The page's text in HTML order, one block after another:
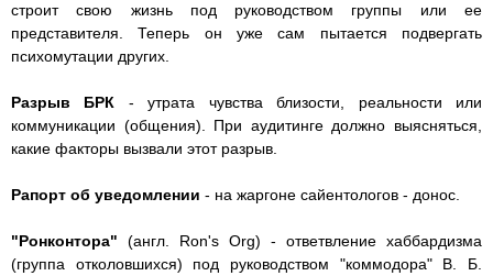
строит свою жизнь под руководством группы или ее
представителя. Теперь он уже сам пытается подвергать
психомутации других.
Разрыв БРК - утрата чувства близости, реальности или
коммуникации (общения). При аудитинге должно выясняться,
какие факторы вызвали этот разрыв.
Рапорт об уведомлении - на жаргоне сайентологов - донос.
"Ронконтора" (англ. Ron's Org) - ответвление хаббардизма
(группа отколовшихся) под руководством "коммодора" В. Б.